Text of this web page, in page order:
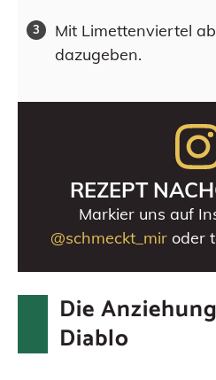
Mit Limettenviertel
dazugeben.
REZEPT
Markier uns auf
@schmeckt_mir oder
Die
Diablo